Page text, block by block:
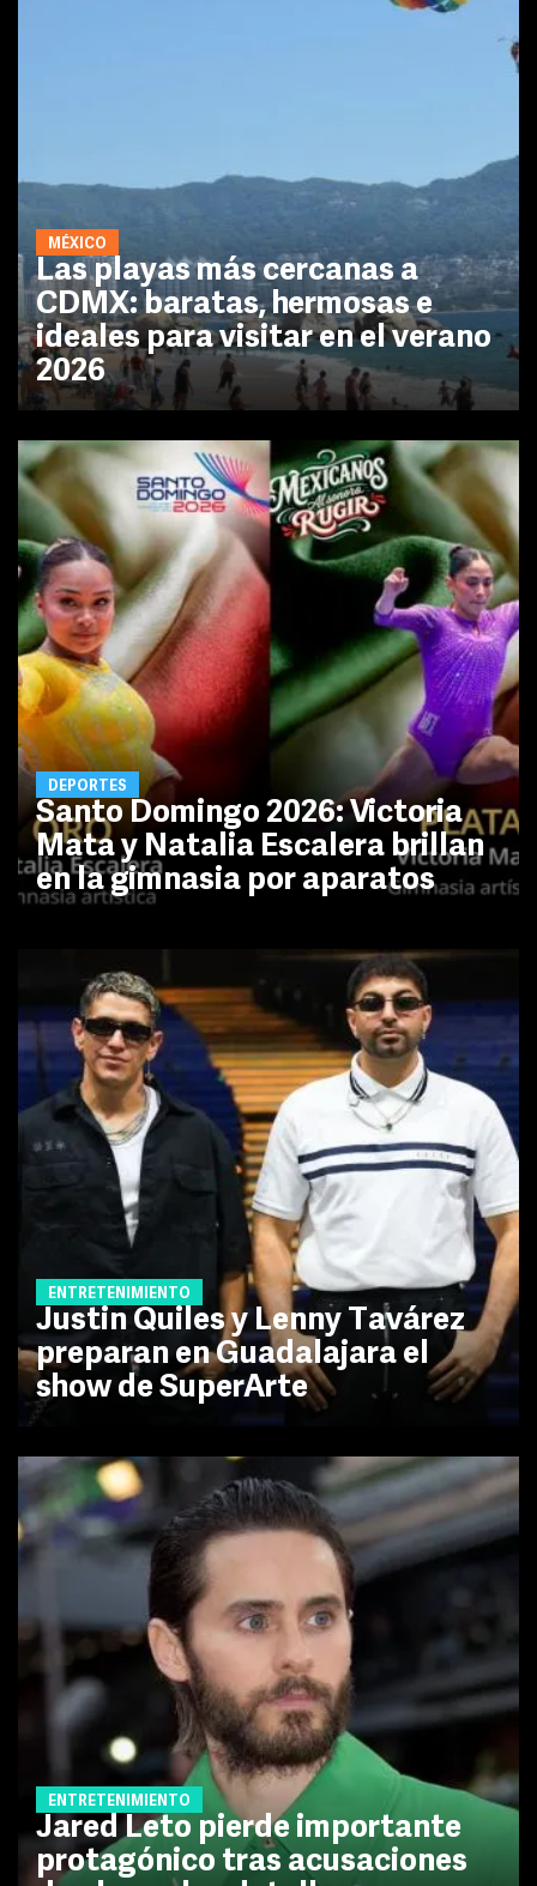
MÉXICO
Las playas más cercanas a
CDMX: baratas, hermosas e
ideales para visitar en el verano
2026
DEPORTES
Santo Domingo 2026: Victoria
Mata y Natalia Escalera brillan
en la gimnasia por aparatos
ENTRETENIMIENTO
Justin Quiles y Lenny Tavárez
preparan en Guadalajara el
show de SuperArte
ENTRETENIMIENTO
Jared Leto pierde importante
protagónico tras acusaciones